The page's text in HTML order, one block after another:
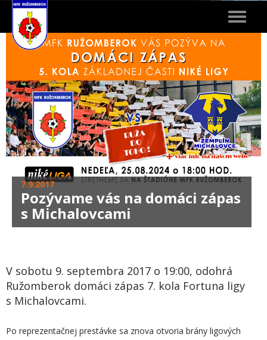
Toggle
7.9.2017
Pozývame vás na domáci zápas
s Michalovcami
V sobotu 9. septembra 2017 o 19:00, odohrá
Ružomberok domáci zápas 7. kola Fortuna ligy
s Michalovcami.
Po reprezentačnej prestávke sa znova otvoria brány ligových